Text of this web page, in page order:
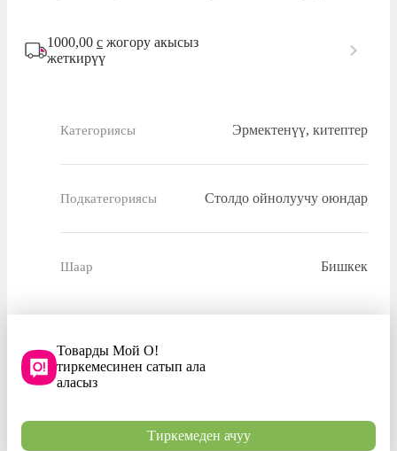
1000,00 с жогору акысыз
жеткирүү
Категориясы Эрмектенүү, китептер
Подкатегориясы Столдо ойнолуучу оюндар
Шаар Бишкек
Товарды Мой О!
тиркемесинен сатып ала
аласыз
Тиркемеден ачуу